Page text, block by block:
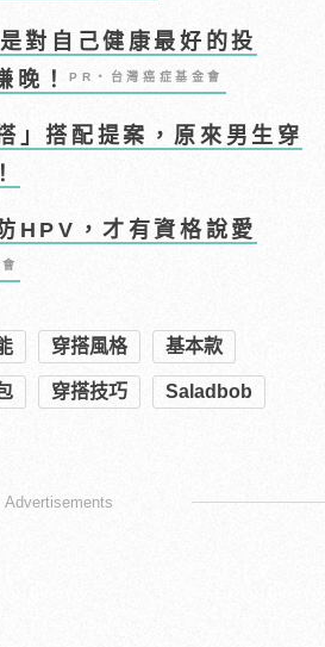
對自己健康最好的投
晚！PR・台灣癌症基金會
」搭配提案，原來男生穿
HPV，才有資格說愛
穿搭風格 基本款
穿搭技巧 Saladbob
Advertisements